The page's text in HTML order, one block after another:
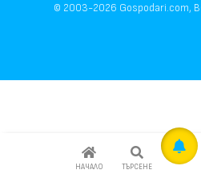
НАЧАЛО ТЪРСЕНЕ
© 2003-2026 Gospodari.com,